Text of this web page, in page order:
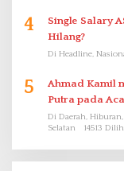
4
Single Salary
Hilang?
Di Headline,
5
Ahmad Kamil mendampingi Langsung Dike Mandala
Putra pada
Proklamasi
Di Daerah,
Selatan
14513